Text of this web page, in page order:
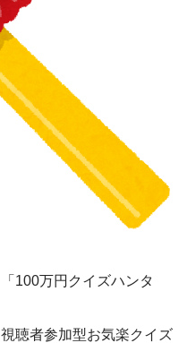
100万円クイズハンタ
聴者参加型お気楽クイズ